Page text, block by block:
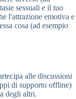
sessuali e il tuo
l'attrazione emotiva e
cosa (ad esempio
alle discussioni
di supporto offline)
degli altri.